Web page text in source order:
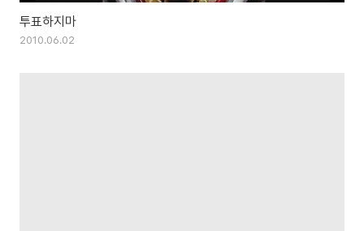
투표하지마
2010.06.02